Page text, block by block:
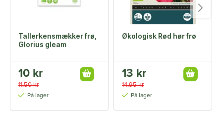
Tallerkensmækker frø,
Glorius gleam
10 kr
11,50 kr
På lager
Økologisk Rød hør frø
13 kr
14,95 kr
På lager